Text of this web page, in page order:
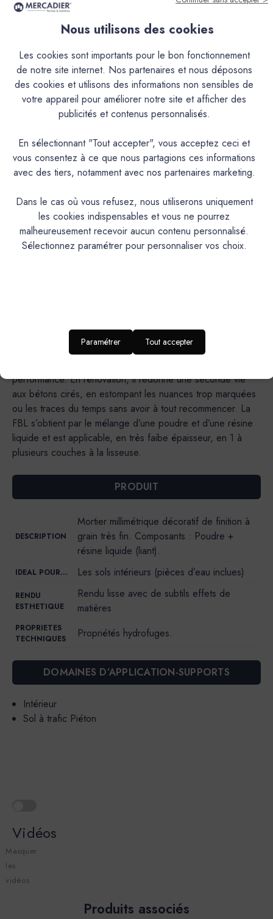
Caractéristiques
Documentation Technique
Couleurs & Échantillons
La Finition Béton Lisse – c’est la finition béton ciré pour
application encore plus facile, dans un projet neuf ou en
rénovation.Encore plus simple à appliquer : Avec son grain
ultra fin et sa texture souple, la FBL rend la pose d’un béton
ciré encore plus facile, même pour les novices. Appliqué
ou minimalistes.Une formulation responsable : elle intègre un
liant biosourcé à 25 % et un ciment bas carbone, afin de
performance. En rénovation, il redonne une seconde vie
aux bétons cirés, en estompant les nuances trop marquées
ou les traces du temps sans avoir à tout recommencer. La
FBL s’obtient par le mélange d’une poudre et d’une résine
liquide et est applicable, en très faibe épaisseur, en 1 à
plusieurs couches à la lisseuse.
PRODUIT
DESCRIPTION
Mortier millimétrique décoratif de finition à
grain très fin. Composants : Poudre +
résine liquide (liant).
IDEAL POUR… Les sols intérieurs (pièces d’eau inclues)
RENDU
ESTHETIQUE
Rendu lisse avec de subtils effets de
matières
PROPRIETES
TECHNIQUES
Propriétés hydrofuges.
DOMAINES D’APPLICATION-SUPPORTS
Intérieur
Sol à trafic Piéton
Vidéos
Masquer
les
vidéos
Produits associés
Nous utilisons des cookies
Les cookies sont importants pour le bon fonctionnement
de notre site internet. Nos partenaires et nous déposons
des cookies et utilisons des informations non sensibles de
votre appareil pour améliorer notre site et afficher des
publicités et contenus personnalisés.
En sélectionnant "Tout accepter", vous acceptez ceci et
vous consentez à ce que nous partagions ces informations
avec des tiers, notamment avec nos partenaires marketing.
Dans le cas où vous refusez, nous utiliserons uniquement
les cookies indispensables et vous ne pourrez
malheureusement recevoir aucun contenu personnalisé.
Sélectionnez paramétrer pour personnaliser vos choix.
Paramétrer Tout accepter